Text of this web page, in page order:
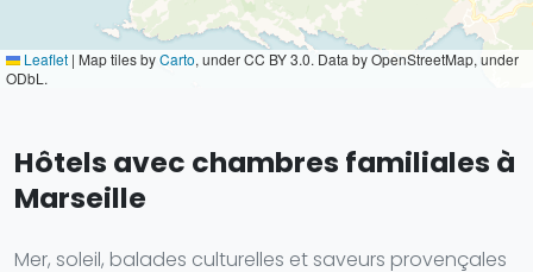
Leaflet | Map tiles byCarto, under CC BY 3.0. Data by OpenStreetMap, under
ODbL.
Hôtels avec chambres familiales à
Marseille
Mer, soleil, balades culturelles et saveurs provençales